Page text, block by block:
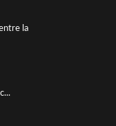
la